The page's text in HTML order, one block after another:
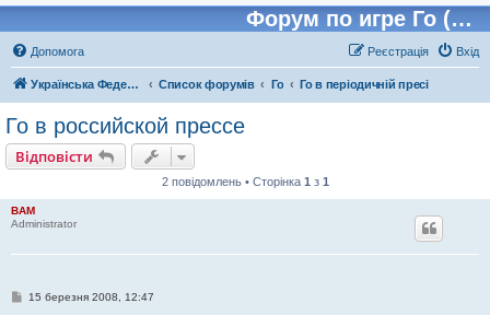
Форум по игре Го (Бадук, Вейчи)
Допомога Вхід
Реєстрація
Українська Федерація Го (УФГО) Список форумів Го Го в періодичній пресі
Го в российской прессе
Відповісти
2 повідомлень • Сторінка 1 з 1
BAM
Administrator
П15 березня 2008, 12:47